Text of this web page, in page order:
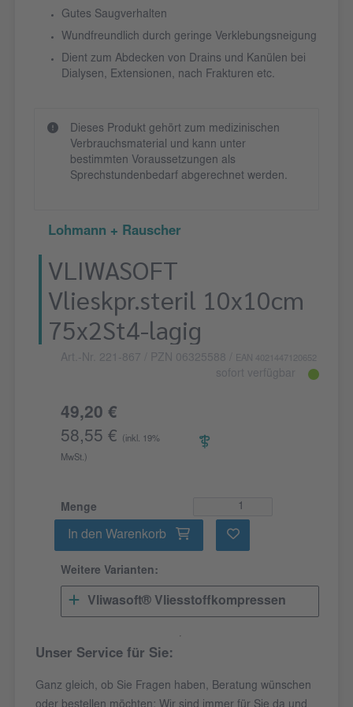
Gutes Saugverhalten
Wundfreundlich durch geringe Verklebungsneigung
Dient zum Abdecken von Drains und Kanülen bei
Dialysen, Extensionen, nach Frakturen etc.
Dieses Produkt gehört zum medizinischen
Verbrauchsmaterial und kann unter
bestimmten Voraussetzungen als
Sprechstundenbedarf abgerechnet werden.
Lohmann + Rauscher
VLIWASOFT
Vlieskpr.steril 10x10cm
75x2St4-lagig
Art.-Nr. 221-867 / PZN 06325588 EAN 4021447120652
sofort verfügbar
49,20 €
58,55 €
(inkl. 19%
MwSt.)
Menge
In den Warenkorb
Weitere Varianten:
Vliwasoft® Vliesstoffkompressen
Unser Service für Sie:
Ganz gleich, ob Sie Fragen haben, Beratung wünschen